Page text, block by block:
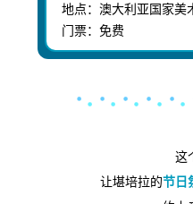
地点： 澳大利亚国家美
门票：免费
这
让堪培拉的节日